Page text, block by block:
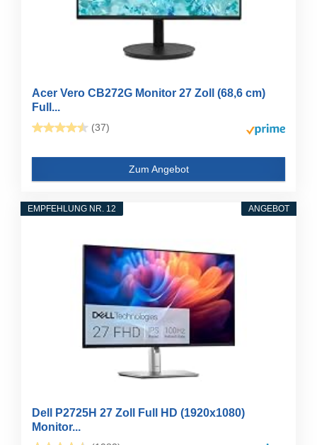
Acer Vero CB272G Monitor 27 Zoll (68,6 cm)
Full...
(37)
Zum Angebot
ANGEBOT
EMPFEHLUNG NR. 12
Dell P2725H 27 Zoll Full HD (1920x1080)
Monitor...